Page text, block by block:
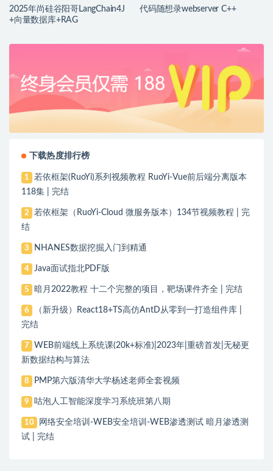
2025年尚硅谷阳哥LangChain4J
+向量数据库+RAG
代码随想录webserver C++
下载热度排行榜
1
若依框架(RuoYi)系列视频教程 RuoYi-Vue前后端分离版本
118集 | 完结
2
若依框架（RuoYi-Cloud 微服务版本）134节视频教程 | 完
结
3 NHANES数据挖掘入门到精通
4 Java面试指北PDF版
5 暗月2022教程 十二个完整的项目，靶场课件齐全 | 完结
6
（新升级）React18+TS高仿AntD从零到一打造组件库 |
完结
7
WEB前端线上系统课(20k+标准)|2023年|重磅首发|无秘更
新数据结构与算法
8 PMP第六版清华大学杨述老师全套视频
9 咕泡人工智能深度学习系统班第八期
10
网络安全培训-WEB安全培训-WEB渗透测试 暗月渗透测
试 | 完结